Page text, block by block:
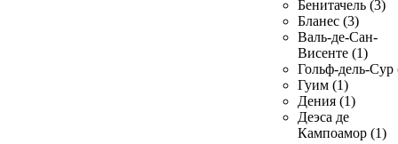
Бенитачель (3)
Бланес (3)
Валь-де-Сан-
Висенте (1)
Гольф-дель-Сур
Гуим (1)
Дения (1)
Деэса де
Кампоамор (1)